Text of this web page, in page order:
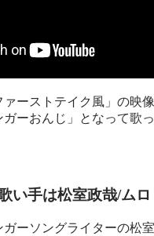
ーストテイク風」の映
ーおんじ」となって歌
い手は松室政哉/ム
ーソングライターの松